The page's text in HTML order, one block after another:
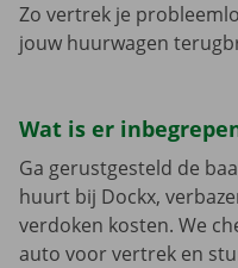
Zo vertrek je
jouw huurwagen
Wat is er
Ga gerustgesteld de
huurt bij Dockx,
verdoken kosten. We
auto voor vertrek en